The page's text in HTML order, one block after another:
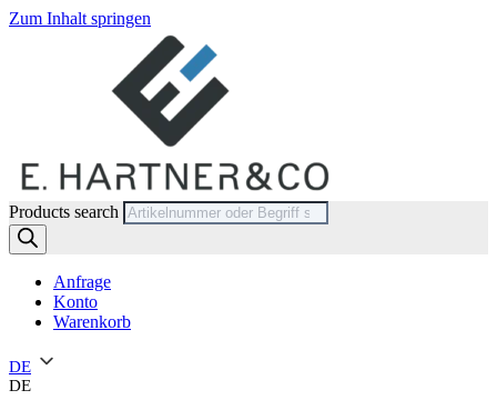
Zum Inhalt springen
Products search
Anfrage
Konto
Warenkorb
DE
DE